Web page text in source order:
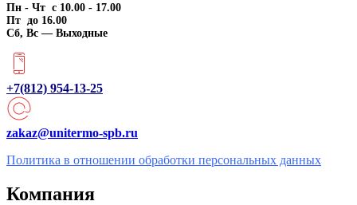
Пн - Чт с 10.00 - 17.00
Пт до 16.00
Сб, Вс — Выходные
+7(812) 954-13-25
zakaz@unitermo-spb.ru
Политика в отношении обработки персональных данных
Компания